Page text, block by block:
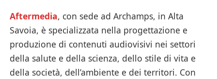
Aftermedia, con sede ad Archamps, in Alta
Savoia, è specializzata nella progettazione e
produzione di contenuti audiovisivi nei settori
della salute e della scienza, dello stile di vita e
della società, dell’ambiente e dei territori. Con